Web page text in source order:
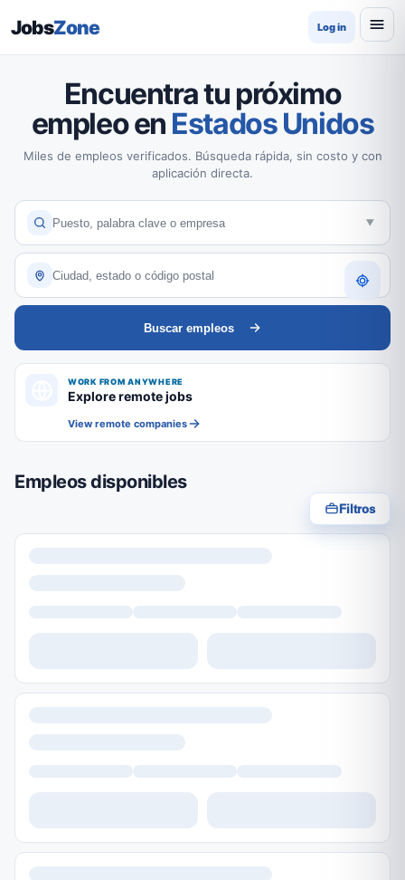
JobsZone Log in
Encuentra tu próximo
empleo en Estados Unidos
Miles de empleos verificados. Búsqueda rápida, sin costo y con
aplicación directa.
Buscar empleos
WORK FROM ANYWHERE
Explore remote jobs
View remote companies
Empleos disponibles
Filtros